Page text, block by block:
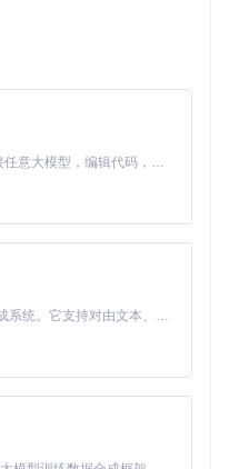
To Files插件的
该工具基于ExtendScript
底层API，绕过了传统UI
导出任务分解为独立的子
从传统方式的30%提升至
场景中，该机制使导出时
操作界面，展示了输出路
功能区域
Claude Code 的开源替代方案。连接任意大模型，编辑代码，运行命令，自动验证 — 全自动执行。用 Rust 构建，极致性能。 ｜ An open-source alternative to Claude Code. Connect any LLM, edit code, run commands, and verify changes — autonomously. Built in Rust for speed. Get Started
MiniMax H3 是一个通用的全模态生成系统。它支持对由文本、图像、视频和音频组成的多模态上下文进行统一理解，并能生成分辨率高达 2K、时长可达 15 秒的带原生立体声音频的视频。得益于面向任务泛化的系统设计，H3 在预训练阶段就已具备广泛的多模态上下文理解与生成能力，能够出色地执行复杂的多模态指令。